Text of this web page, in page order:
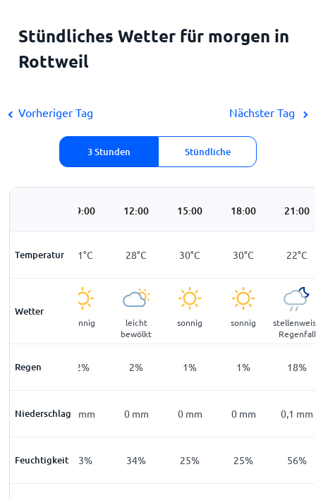
Stündliches Wetter für morgen in
Rottweil
Vorheriger Tag
3 Stunden Stündliche
Nächster Tag
09:00 12:00 15:00 18:00 21:00
Temperatur
17°C 21°C 28°C 30°C 30°C 22°C
Wetter
sonnig
leicht
bewölkt
sonnig sonnig
Regenfall
Regen
6% 2% 2% 1% 1% 18%
Niederschlag
0 mm 0 mm 0 mm 0 mm 0 mm 0,1 mm
Feuchtigkeit
71% 53% 34% 25% 25% 56%